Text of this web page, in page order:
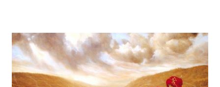
अपनी इच्छा से विद्रोह किया और इतिहास बदल दिया, ठीक वैसे ही जैसे हमने कुछ
औरतों की विद्रोही कहानियों में पढ़ा है। Exam Relevance (UPSC / NET
/ Academic) विषय: 1857 का स्वतंत्रता संग्राम (History) साहित्य: वीर रस
और राष्ट्रीय सांस्कृतिक काव्यधारा (Hindi Literature) महत्व: ...